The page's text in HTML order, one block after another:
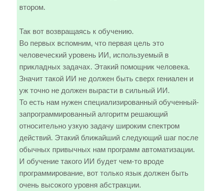
втором.
Так вот возвращаясь к обучению.
Во первых вспомним, что первая цель это
человеческий уровень ИИ, используемый в
прикладных задачах. Этакий помощник человека.
Значит такой ИИ не должен быть сверх гениален и
уж точно не должен вырасти в сильный ИИ.
То есть нам нужен специализированный обученный-
запрограммированный алгоритм решающий
относительно узкую задачу широким спектром
действий. Этакий ближайший следующий шаг после
обычных привычных нам программ автоматизации.
И обучение такого ИИ будет чем-то вроде
программирование, вот только язык должен быть
очень высокого уровня абстракции.